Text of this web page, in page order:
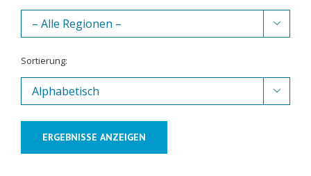

Sortierung:

ERGEBNISSE ANZEIGEN